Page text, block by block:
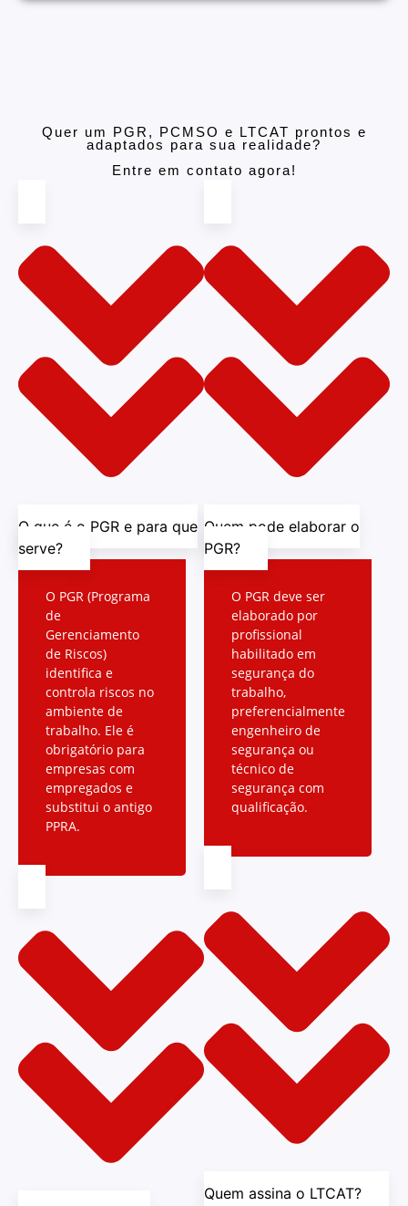
Quer um PGR, PCMSO e LTCAT prontos e
adaptados para sua realidade?
Entre em contato agora!
O que é o PGR e para que
serve?
O PGR (Programa
de
Gerenciamento
de Riscos)
identifica e
controla riscos no
ambiente de
trabalho. Ele é
obrigatório para
empresas com
empregados e
substitui o antigo
PPRA.
Quem pode elaborar o
PGR?
O PGR deve ser
elaborado por
profissional
habilitado em
segurança do
trabalho,
preferencialmente
engenheiro de
segurança ou
técnico de
segurança com
qualificação.
Quem assina o LTCAT?